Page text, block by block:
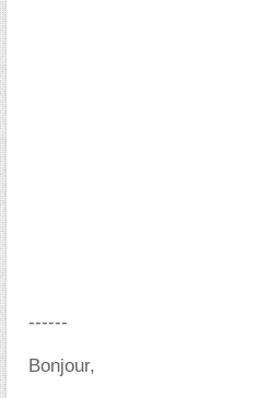
------
Bonjour,